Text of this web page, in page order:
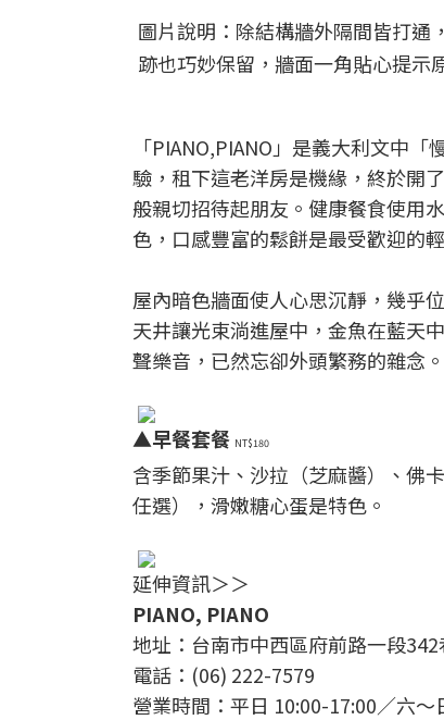
圖片說明：除結構牆外隔間皆打通
跡也巧妙保留，牆面一角貼心提示
「PIANO,PIANO」是義大利文中
驗，租下這老洋房是機緣，終於開
般親切招待起朋友。健康餐食使用
色，口感豐富的鬆餅是最受歡迎的
屋內暗色牆面使人心思沉靜，幾乎
天井讓光束淌進屋中，金魚在藍天
聲樂音，已然忘卻外頭繁務的雜念。
▲早餐套餐 NT$180
含季節果汁、沙拉（芝麻醬）、佛
任選），滑嫩糖心蛋是特色。
延伸資訊＞＞
PIANO, PIANO
地址：台南市中西區府前路一段
電話：(06) 222-7579
營業時間：平日 10:00-17:00／六